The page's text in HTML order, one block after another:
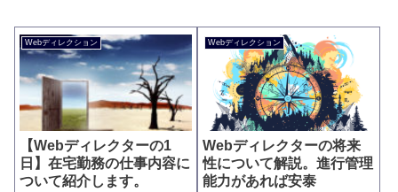
Webディレクション
【Webディレクターの1
日】在宅勤務の仕事内容に
ついて紹介します。
Webディレクション
Webディレクターの将来
性について解説。進行管理
能力があれば安泰